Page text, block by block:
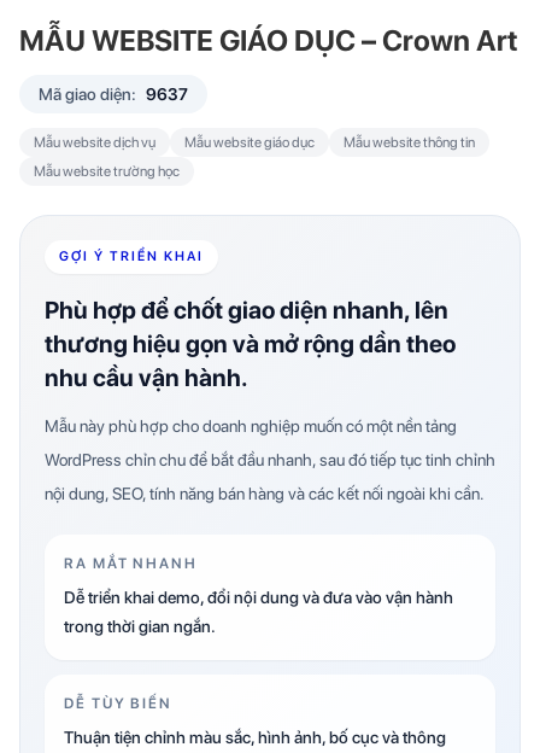
MẪU WEBSITE GIÁO DỤC – Crown Art
Mã giao diện: 9637
Mẫu website dịch vụ Mẫu website giáo dục
Mẫu website thông tin
Mẫu website trường học
GỢI Ý TRIỂN KHAI
Phù hợp để chốt giao diện nhanh, lên
thương hiệu gọn và mở rộng dần theo
nhu cầu vận hành.
Mẫu này phù hợp cho doanh nghiệp muốn có một nền tảng
WordPress chỉn chu để bắt đầu nhanh, sau đó tiếp tục tinh chỉnh
nội dung, SEO, tính năng bán hàng và các kết nối ngoài khi cần.
RA MẮT NHANH
Dễ triển khai demo, đổi nội dung và đưa vào vận hành
trong thời gian ngắn.
DỄ TÙY BIẾN
Thuận tiện chỉnh màu sắc, hình ảnh, bố cục và thông